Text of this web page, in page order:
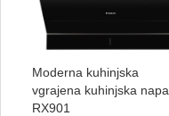
Moderna kuhinjska
vgrajena kuhinjska napa
RX901